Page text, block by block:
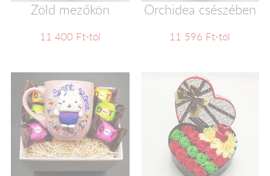
Zöld mezőkön
11 400 Ft-tól
Orchidea csészében
11 596 Ft-tól